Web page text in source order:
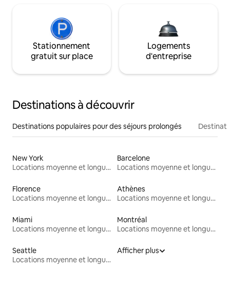
Stationnement
gratuit sur place
Logements
d'entreprise
Destinations à découvrir
Destinations populaires pour des séjours prolongés
New York
Locations moyenne et longue durée
Barcelone
Locations moyenne et longue durée
Florence
Locations moyenne et longue durée
Athènes
Locations moyenne et longue durée
Miami
Locations moyenne et longue durée
Montréal
Locations moyenne et longue durée
Seattle
Locations moyenne et longue durée
Afficher plus